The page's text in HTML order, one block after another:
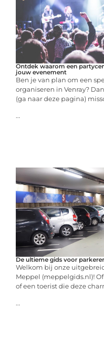
Ontdek waarom een
jouw evenement
Ben je van plan om een
organiseren in Venray?
(ga naar deze pagina)
...
De ultieme gids voor
Welkom bij onze
Meppel (meppelgids.nl)!
of een toerist die deze
...